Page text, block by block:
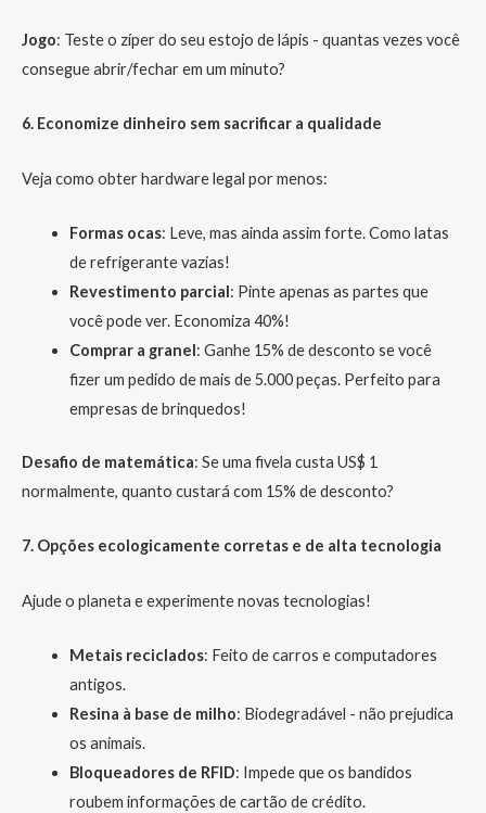
Jogo: Teste o zíper do seu estojo de lápis - quantas vezes você
consegue abrir/fechar em um minuto?
6. Economize dinheiro sem sacrificar a qualidade
Veja como obter hardware legal por menos:
Formas ocas: Leve, mas ainda assim forte. Como latas
de refrigerante vazias!
Revestimento parcial: Pinte apenas as partes que
você pode ver. Economiza 40%!
Comprar a granel: Ganhe 15% de desconto se você
fizer um pedido de mais de 5.000 peças. Perfeito para
empresas de brinquedos!
Desafio de matemática: Se uma fivela custa US$ 1
normalmente, quanto custará com 15% de desconto?
7. Opções ecologicamente corretas e de alta tecnologia
Ajude o planeta e experimente novas tecnologias!
Metais reciclados: Feito de carros e computadores
antigos.
Resina à base de milho: Biodegradável - não prejudica
os animais.
Bloqueadores de RFID: Impede que os bandidos
roubem informações de cartão de crédito.